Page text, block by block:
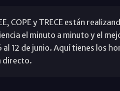
COPE y TRECE están
el minuto a minuto y el
12 de junio. Aquí tienes los
directo.